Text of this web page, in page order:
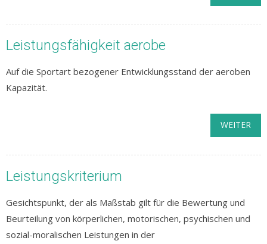
Leistungsfähigkeit aerobe
Auf die Sportart bezogener Entwicklungsstand der aeroben
Kapazität.
WEITER
Leistungskriterium
Gesichtspunkt, der als Maßstab gilt für die Bewertung und
Beurteilung von körperlichen, motorischen, psychischen und
sozial-moralischen Leistungen in der